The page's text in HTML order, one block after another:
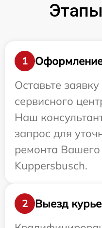
1
Оставьте
сервисного
Наш
запрос для
ремонта Вашего
Kuppersbusch.
2
Выезд